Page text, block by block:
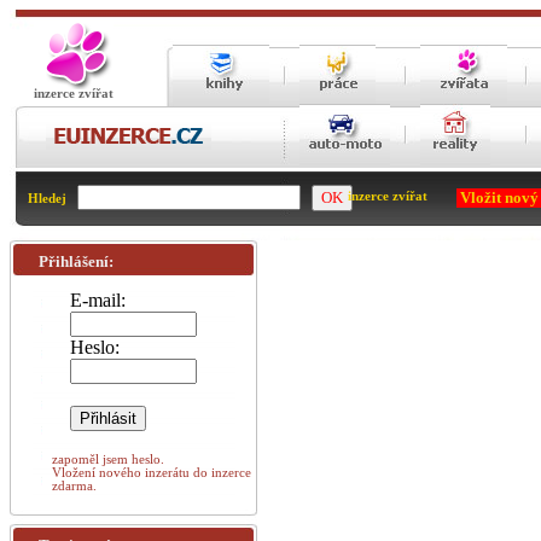
inzerce zvířat
Hledej inzerce zvířat Vložit
Přihlášení:
E-mail:
Heslo:
zapoměl jsem heslo.
Vložení nového inzerátu do inzerce
zdarma.